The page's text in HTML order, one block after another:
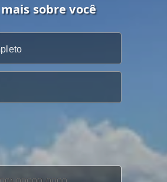
sobre você